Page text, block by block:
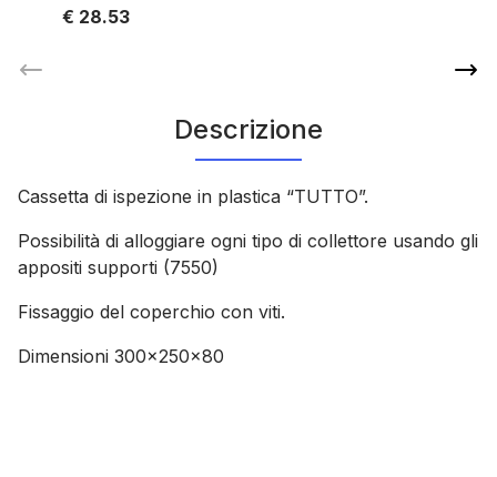
€ 28.53
Descrizione
Cassetta di ispezione in plastica “TUTTO”.
Possibilità di alloggiare ogni tipo di collettore usando gli
appositi supporti (7550)
Fissaggio del coperchio con viti.
Dimensioni 300x250x80